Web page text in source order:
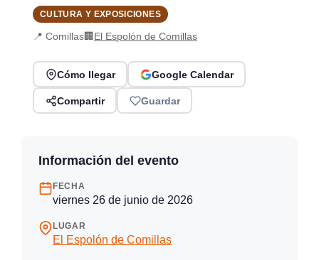
CULTURA Y EXPOSICIONES
📍 Comillas🏢 El Espolón de Comillas
Cómo llegar Google Calendar
Compartir Guardar
Información del evento
FECHA
viernes 26 de junio de 2026
LUGAR
El Espolón de Comillas